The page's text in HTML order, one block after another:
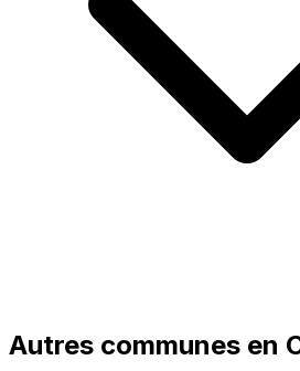
Autres communes en